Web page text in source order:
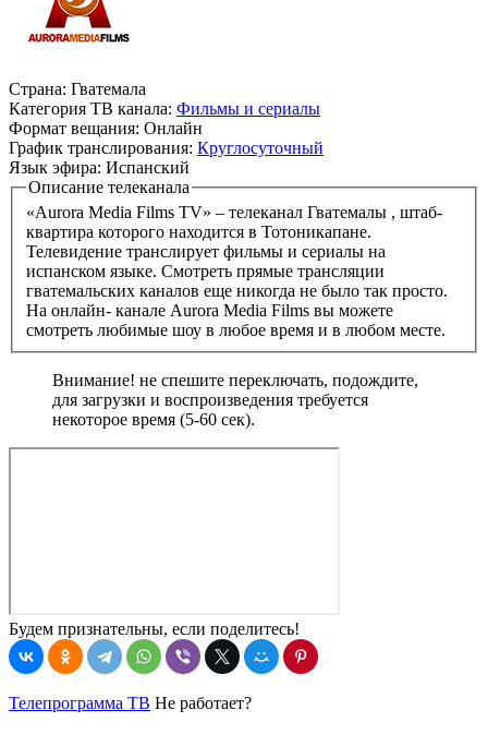
Страна: Гватемала
Категория ТВ канала: Фильмы и сериалы
Формат вещания: Онлайн
График транслирования: Круглосуточный
Язык эфира: Испанский
Описание телеканала
«Aurora Media Films TV» – телеканал Гватемалы , штаб-
квартира которого находится в Тотоникапане.
Телевидение транслирует фильмы и сериалы на
испанском языке. Смотреть прямые трансляции
гватемальских каналов еще никогда не было так просто.
На онлайн- канале Aurora Media Films вы можете
смотреть любимые шоу в любое время и в любом месте.
Внимание! не спешите переключать, подождите,
для загрузки и воспроизведения требуется
некоторое время (5-60 сек).
Будем признательны, если поделитесь!
Телепрограмма ТВ Не работает?